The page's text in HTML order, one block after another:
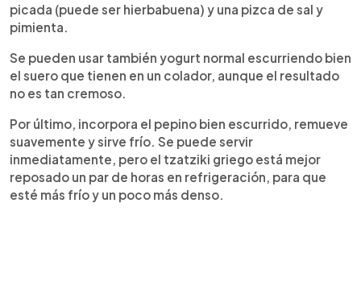
picada (puede ser hierbabuena) y una pizca de sal y
pimienta.
Se pueden usar también yogurt normal escurriendo bien
el suero que tienen en un colador, aunque el resultado
no es tan cremoso.
Por último, incorpora el pepino bien escurrido, remueve
suavemente y sirve frío. Se puede servir
inmediatamente, pero el tzatziki griego está mejor
reposado un par de horas en refrigeración, para que
esté más frío y un poco más denso.